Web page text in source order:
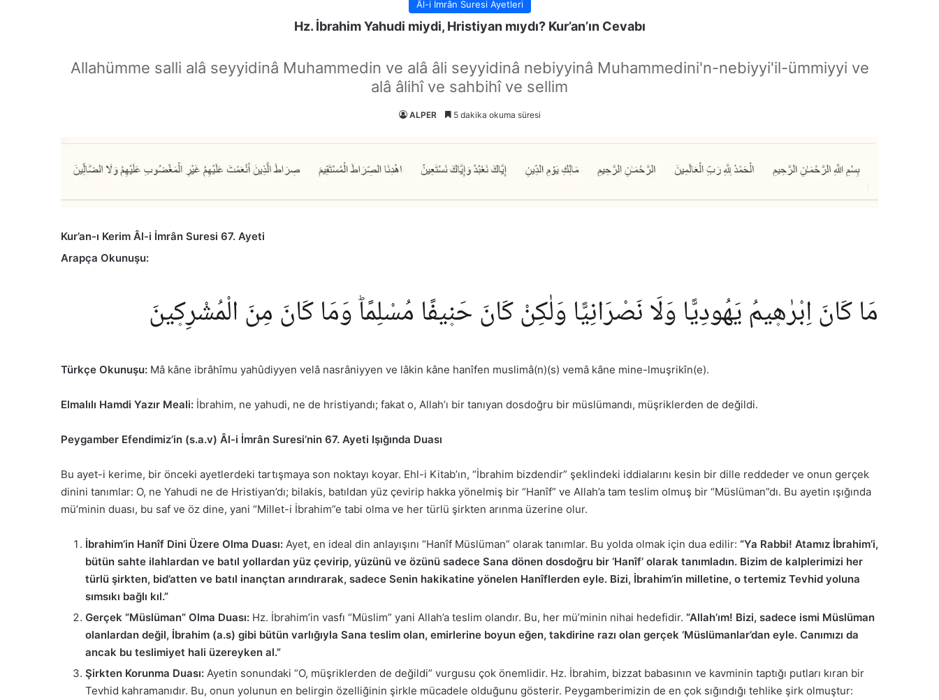
Âl-i İmrân Suresi Ayetleri
Hz. İbrahim Yahudi miydi, Hristiyan mıydı? Kur’an’ın Cevabı
Allahümme salli alâ seyyidinâ Muhammedin ve alâ âli seyyidinâ nebiyyinâ Muhammedini'n-nebiyyi'il-ümmiyyi ve
alâ âlihî ve sahbihî ve sellim
ALPER 5 dakika okuma süresi
Kur’an-ı Kerim Âl-i İmrân Suresi 67. Ayeti
Arapça Okunuşu:
مَا كَانَ اِبْرٰه۪يمُ يَهُودِيًّا وَلَا نَصْرَانِيًّا وَلٰكِنْ كَانَ حَن۪يفًا مُسْلِمًاؕ وَمَا كَانَ مِنَ الْمُشْرِك۪ينَ
Türkçe Okunuşu: Mâ kâne ibrâhîmu yahûdiyyen velâ nasrâniyyen ve lâkin kâne hanîfen muslimâ(n)(s) vemâ kâne mine-lmuşrikîn(e).
Elmalılı Hamdi Yazır Meali: İbrahim, ne yahudi, ne de hristiyandı; fakat o, Allah’ı bir tanıyan dosdoğru bir müslümandı, müşriklerden de değildi.
Peygamber Efendimiz’in (s.a.v) Âl-i İmrân Suresi’nin 67. Ayeti Işığında Duası
Bu ayet-i kerime, bir önceki ayetlerdeki tartışmaya son noktayı koyar. Ehl-i Kitab’ın, “İbrahim bizdendir” şeklindeki iddialarını kesin bir dille reddeder ve onun gerçek
dinini tanımlar: O, ne Yahudi ne de Hristiyan’dı; bilakis, batıldan yüz çevirip hakka yönelmiş bir “Hanîf” ve Allah’a tam teslim olmuş bir “Müslüman”dı. Bu ayetin ışığında
mü’minin duası, bu saf ve öz dine, yani “Millet-i İbrahim”e tabi olma ve her türlü şirkten arınma üzerine olur.
İbrahim’in Hanîf Dini Üzere Olma Duası: Ayet, en ideal din anlayışını “Hanîf Müslüman” olarak tanımlar. Bu yolda olmak için dua edilir: “Ya Rabbi! Atamız İbrahim’i,
bütün sahte ilahlardan ve batıl yollardan yüz çevirip, yüzünü ve özünü sadece Sana dönen dosdoğru bir ‘Hanîf’ olarak tanımladın. Bizim de kalplerimizi her
türlü şirkten, bid’atten ve batıl inançtan arındırarak, sadece Senin hakikatine yönelen Hanîflerden eyle. Bizi, İbrahim’in milletine, o tertemiz Tevhid yoluna
sımsıkı bağlı kıl.”
Gerçek “Müslüman” Olma Duası: Hz. İbrahim’in vasfı “Müslim” yani Allah’a teslim olandır. Bu, her mü’minin nihai hedefidir. “Allah’ım! Bizi, sadece ismi Müslüman
olanlardan değil, İbrahim (a.s) gibi bütün varlığıyla Sana teslim olan, emirlerine boyun eğen, takdirine razı olan gerçek ‘Müslümanlar’dan eyle. Canımızı da
ancak bu teslimiyet hali üzereyken al.”
Şirkten Korunma Duası: Ayetin sonundaki “O, müşriklerden de değildi” vurgusu çok önemlidir. Hz. İbrahim, bizzat babasının ve kavminin taptığı putları kıran bir
Tevhid kahramanıdır. Bu, onun yolunun en belirgin özelliğinin şirkle mücadele olduğunu gösterir. Peygamberimizin de en çok sığındığı tehlike şirk olmuştur: